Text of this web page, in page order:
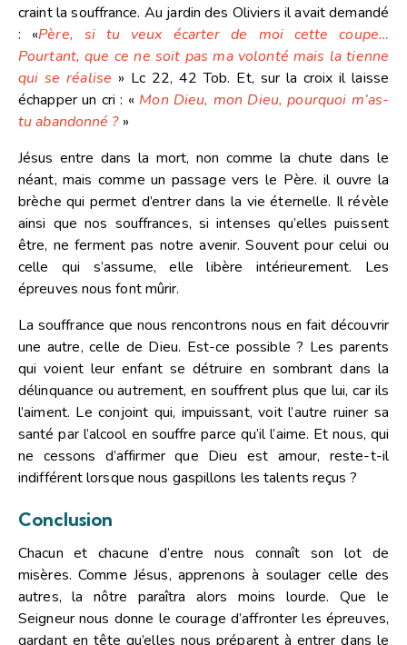
craint la souffrance. Au jardin des Oliviers il avait demandé
: «Père, si tu veux écarter de moi cette coupe…
Pourtant, que ce ne soit pas ma volonté mais la tienne
qui se réalise » Lc 22, 42 Tob. Et, sur la croix il laisse
échapper un cri : « Mon Dieu, mon Dieu, pourquoi m’as-
tu abandonné ?»
Jésus entre dans la mort, non comme la chute dans le
néant, mais comme un passage vers le Père. il ouvre la
brèche qui permet d’entrer dans la vie éternelle. Il révèle
ainsi que nos souffrances, si intenses qu’elles puissent
être, ne ferment pas notre avenir. Souvent pour celui ou
celle qui s’assume, elle libère intérieurement. Les
épreuves nous font mûrir.
La souffrance que nous rencontrons nous en fait découvrir
une autre, celle de Dieu. Est-ce possible ? Les parents
qui voient leur enfant se détruire en sombrant dans la
délinquance ou autrement, en souffrent plus que lui, car ils
l’aiment. Le conjoint qui, impuissant, voit l’autre ruiner sa
santé par l’alcool en souffre parce qu’il l’aime. Et nous, qui
ne cessons d’affirmer que Dieu est amour, reste-t-il
indifférent lorsque nous gaspillons les talents reçus ?
Conclusion
Chacun et chacune d’entre nous connaît son lot de
misères. Comme Jésus, apprenons à soulager celle des
autres, la nôtre paraîtra alors moins lourde. Que le
Seigneur nous donne le courage d’affronter les épreuves,
gardant en tête qu’elles nous préparent à entrer dans le